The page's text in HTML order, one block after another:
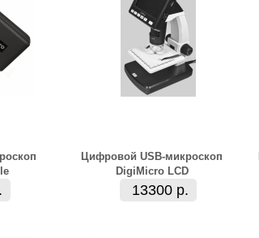
Цифровой USB-микроскоп
DigiMicro LCD
13300 р.